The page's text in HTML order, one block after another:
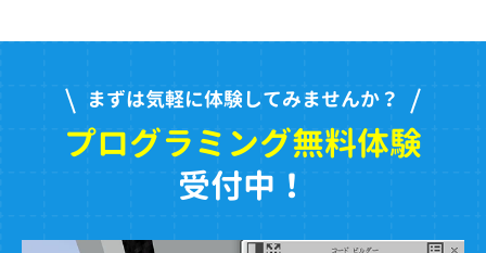
まずは気軽に体験してみませんか？
プログラミング無料体験
受付中！